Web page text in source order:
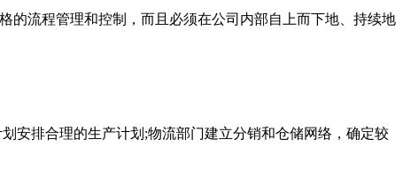
流程管理和控制，而且必须在公司内部自上而下地、持续地
排合理的生产计划;物流部门建立分销和仓储网络，确定较